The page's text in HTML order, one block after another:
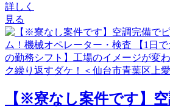
詳しく
見る
【※寮なし案件です】